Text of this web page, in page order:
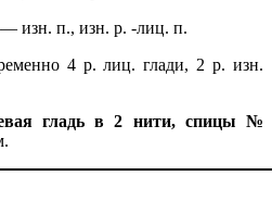
изн. п., изн. р. -лиц. п.
4 р. лиц. глади, 2 р. изн.
гладь в 2 нити, спицы №